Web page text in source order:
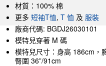
材質：100% 棉
更多 短袖T恤, T 恤 及 服裝
廠商代碼: BGDJ26030101
模特兒穿著 M 碼
模特兒尺寸：身高 186cm，
臀圍 36”/91cm